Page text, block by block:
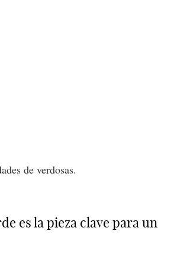
de verdosas.
es la pieza clave para un